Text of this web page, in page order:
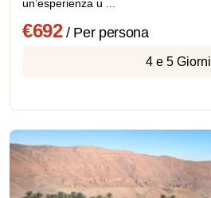
un’esperienza u ...
€692/ Per persona
4 e 5 Giorni